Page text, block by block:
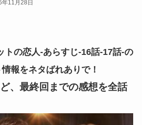
年11月28日
トの恋人-あらすじ-16話-17話-の
報をネタばれありで！
、最終回までの感想を全話